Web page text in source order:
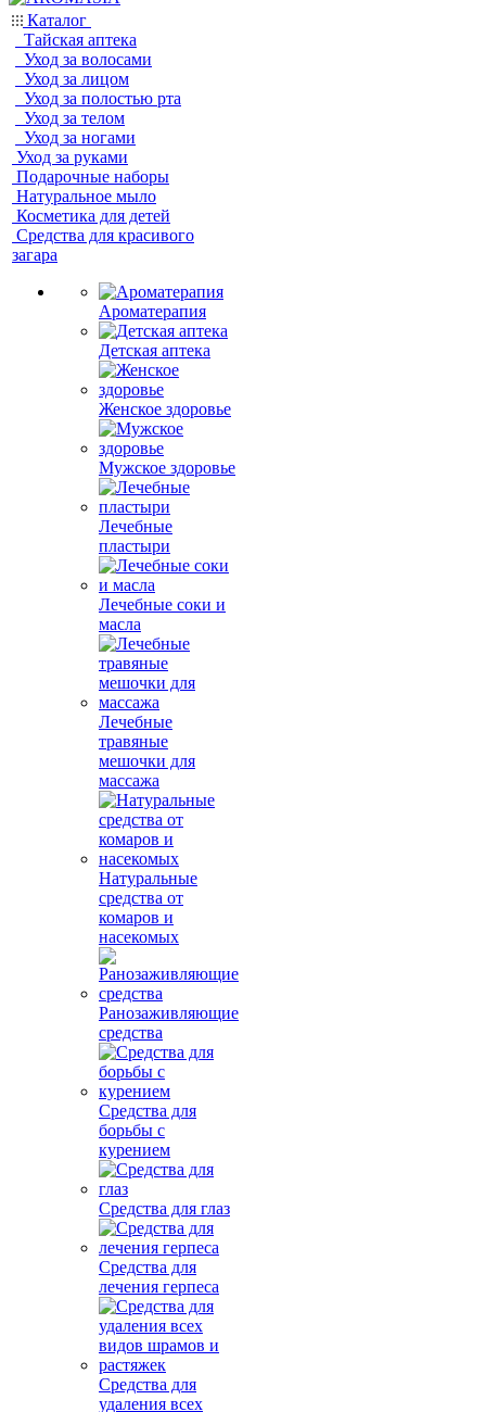
Каталог
Тайская аптека
Уход за волосами
Уход за лицом
Уход за полостью рта
Уход за телом
Уход за ногами
Уход за руками
Подарочные наборы
Натуральное мыло
Косметика для детей
Средства для красивого
загара
Ароматерапия
Детская аптека
Женское здоровье
Мужское здоровье
Лечебные
пластыри
Лечебные соки и
масла
Лечебные
травяные
мешочки для
массажа
Натуральные
средства от
комаров и
насекомых
Ранозаживляющие
средства
Средства для
борьбы с
курением
Средства для глаз
Средства для
лечения герпеса
Средства для
удаления всех